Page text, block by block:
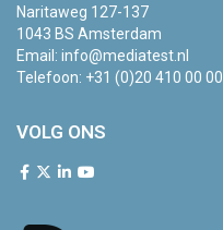
Naritaweg 127-137
1043 BS Amsterdam
Email: info@mediatest.nl
Telefoon: +31 (0)20 410 00 00
VOLG ONS